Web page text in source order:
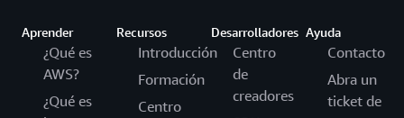
Aprender
¿Qué es
AWS?
¿Qué es
Recursos
Introducción
Formación
Centro
Desarrolladores
Centro
de
creadores
Ayuda
Contacto
Abra un
ticket de